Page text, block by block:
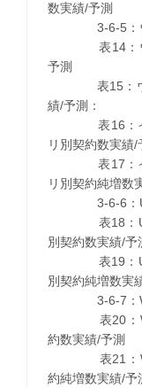
数実績/予測
3-6-5：ウ
表14：ウィ
予測
表15：ウィ
績/予測：
表16：イー
リ別契約数実績/
表17：イー
リ別契約純増数
3-6-6：UQ
表18：UQ
別契約数実績/予
表19：UQ
別契約純増数実
3-6-7：
表20：
約数実績/予測
表21：
約純増数実績/予